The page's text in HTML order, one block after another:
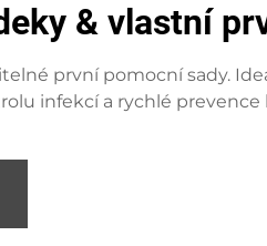
& vlastní
první pomocní sady.
infekcí a rychlé